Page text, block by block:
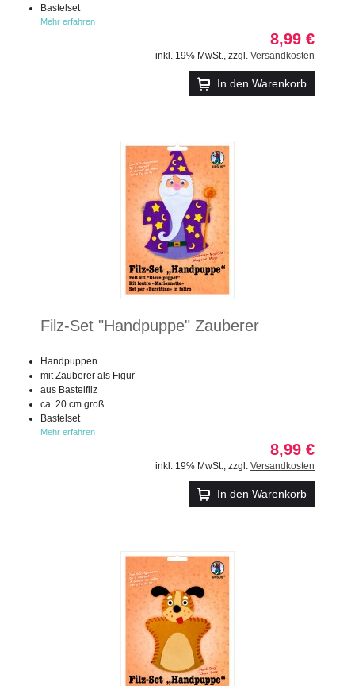
Bastelset
Mehr erfahren
8,99 €
inkl. 19% MwSt. zzgl. Versandkosten
In den Warenkorb
Filz-Set "Handpuppe" Zauberer
Handpuppen
mit Zauberer als Figur
aus Bastelfilz
ca. 20 cm groß
Bastelset
Mehr erfahren
8,99 €
inkl. 19% MwSt. zzgl. Versandkosten
In den Warenkorb